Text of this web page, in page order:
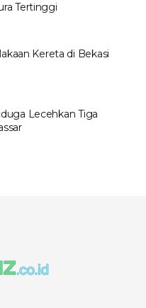
Tertinggi
Kereta di Bekasi
Lecehkan Tiga